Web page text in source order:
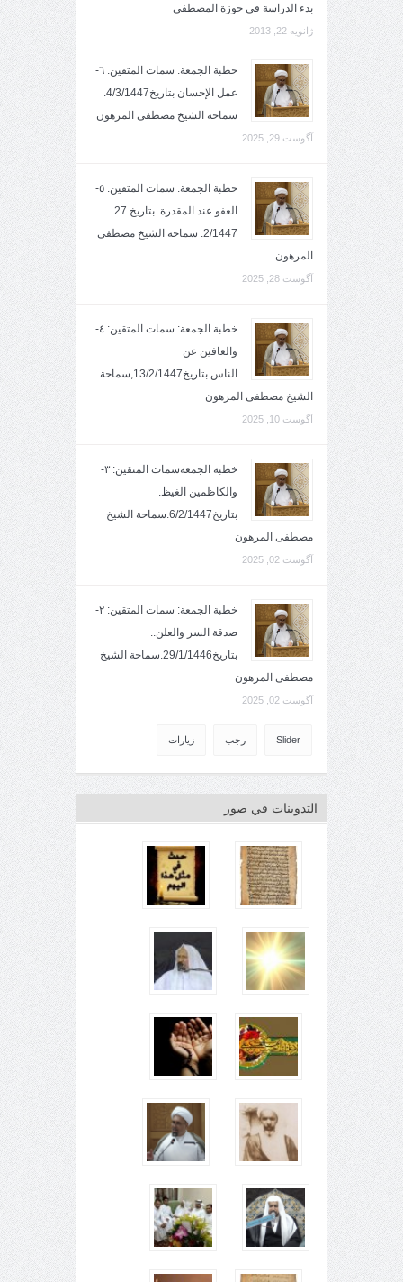
بدء الدراسة في حوزة المصطفى
ژانویه 22, 2013
خطبة الجمعة: سمات المتقين: ٦-
عمل الإحسان بتاريخ4/3/1447.
سماحة الشيخ مصطفى المرهون
آگوست 29, 2025
خطبة الجمعة: سمات المتقين: ٥-
العفو عند المقدرة. بتاريخ 27
2/1447. سماحة الشيخ مصطفى
المرهون
آگوست 28, 2025
خطبة الجمعة: سمات المتقين: ٤-
والعافين عن
الناس.بتاريخ13/2/1447,سماحة
الشيخ مصطفى المرهون
آگوست 10, 2025
خطبة الجمعةسمات المتقين: ٣-
والكاظمين الغيظ.
بتاريخ6/2/1447.سماحة الشيخ
مصطفى المرهون
آگوست 02, 2025
خطبة الجمعة: سمات المتقين: ٢-
صدقة السر والعلن..
بتاريخ29/1/1446.سماحة الشيخ
مصطفى المرهون
آگوست 02, 2025
Slider رجب زيارات
التدوينات في صور